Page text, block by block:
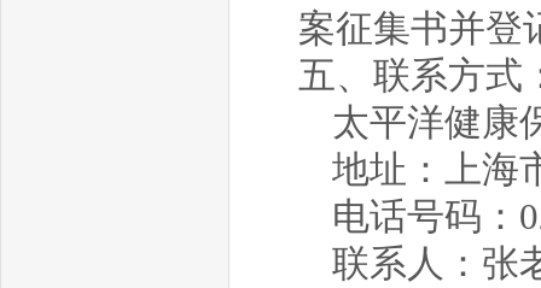
案征集书并登
五、联系方式
太平洋健康
地址：上海
电话号码：
联系人： 张